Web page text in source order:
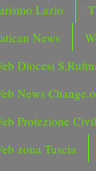
Lazio
News
Diocesi
News
Protezione
zona Tuscia